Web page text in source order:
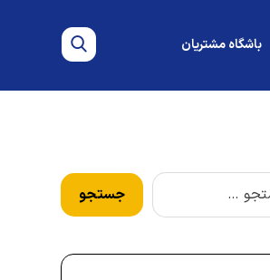
باشگاه مشتریان